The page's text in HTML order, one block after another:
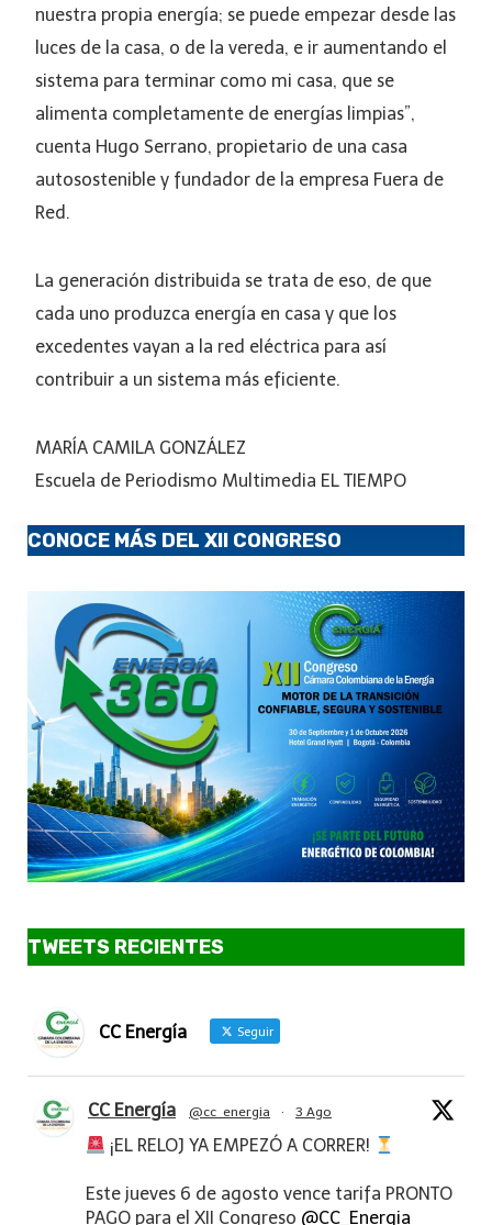
nuestra propia energía; se puede empezar desde las
luces de la casa, o de la vereda, e ir aumentando el
sistema para terminar como mi casa, que se
alimenta completamente de energías limpias”,
cuenta Hugo Serrano, propietario de una casa
autosostenible y fundador de la empresa Fuera de
Red.
La generación distribuida se trata de eso, de que
cada uno produzca energía en casa y que los
excedentes vayan a la red eléctrica para así
contribuir a un sistema más eficiente.
MARÍA CAMILA GONZÁLEZ
Escuela de Periodismo Multimedia EL TIEMPO
CONOCE MÁS DEL XII CONGRESO
TWEETS RECIENTES
CC Energía Seguir
CC Energía @cc_energia · 3 Ago
¡EL RELOJ YA EMPEZÓ A CORRER!
Este jueves 6 de agosto vence tarifa PRONTO
PAGO para el XII Congreso @CC_Energia